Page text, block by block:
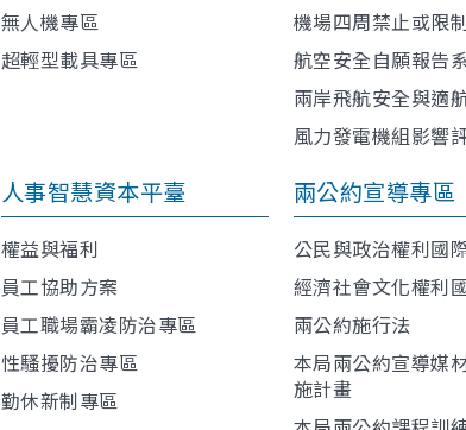
無人機專區
超輕型載具專區
機場四周禁止或限
航空安全自願報告
兩岸飛航安全與適
風力發電機組影響
人事智慧資本平臺
權益與福利
員工協助方案
員工職場霸凌防治專區
性騷擾防治專區
勤休新制專區
兩公約宣導專區
公民與政治權利國
經濟社會文化權利
兩公約施行法
本局兩公約宣導媒
施計畫